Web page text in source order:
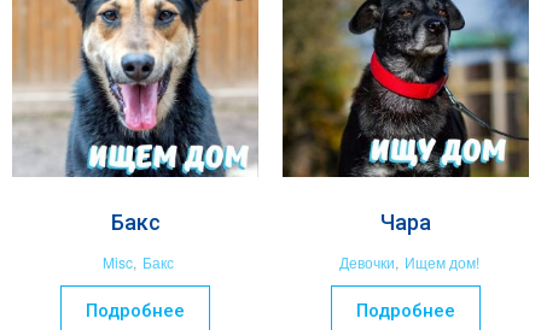
Бакс
Misc, Бакс
Подробнее
Чара
Девочки, Ищем дом!
Подробнее